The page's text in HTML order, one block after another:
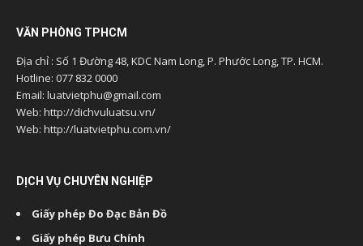
VĂN PHÒNG TPHCM
Địa chỉ : Số 1 Đường 48, KDC Nam Long, P. Phước Long, TP. HCM.
Hotline: 077 832 0000
Email: luatvietphu@gmail.com
Web: http://dichvuluatsu.vn/
Web: http://luatvietphu.com.vn/
DỊCH VỤ CHUYÊN NGHIỆP
Giấy phép Đo Đạc Bản Đồ
Giấy phép Bưu Chính